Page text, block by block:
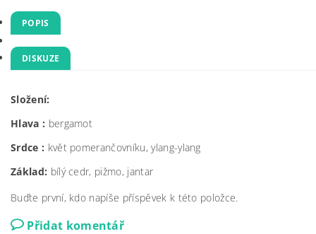
POPIS
DISKUZE
Složení:
Hlava : bergamot
Srdce : květ pomerančovníku, ylang-ylang
Základ: bílý cedr, pižmo, jantar
Buďte první, kdo napíše příspěvek k této položce.
Přidat komentář